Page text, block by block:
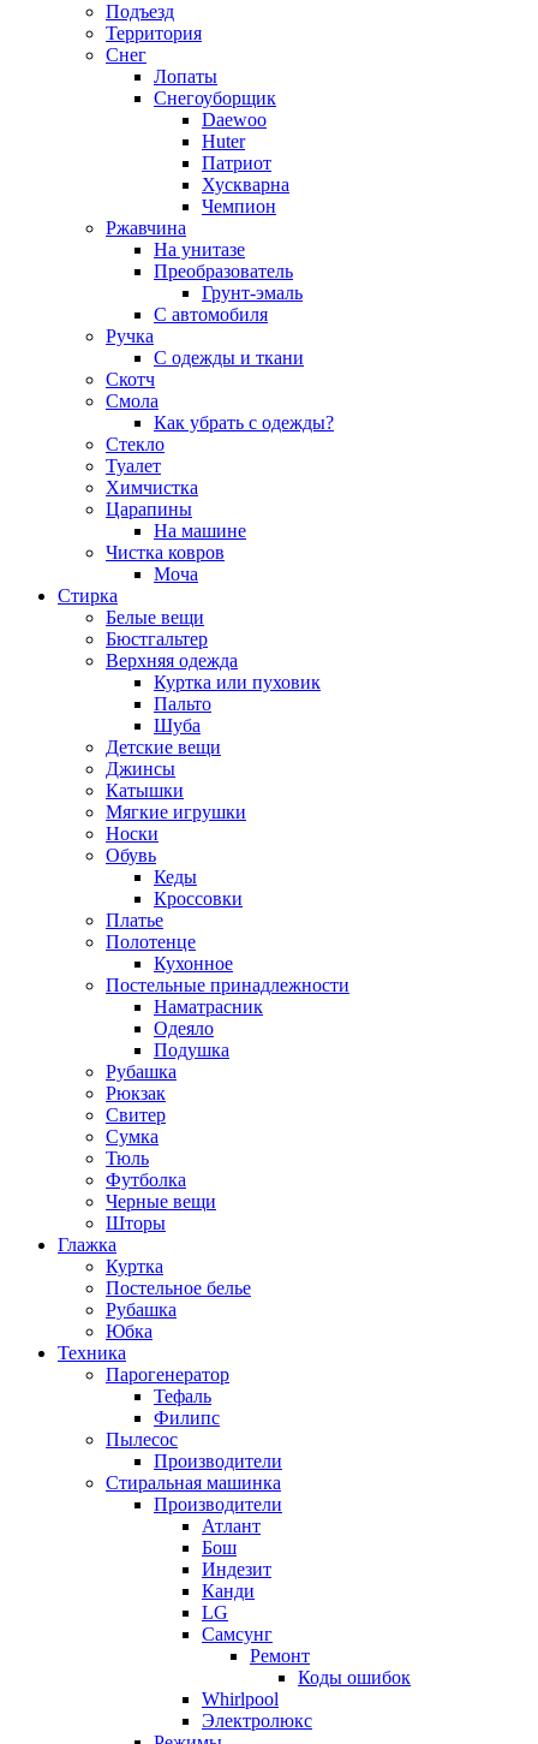
Подъезд
Территория
Снег
Лопаты
Снегоуборщик
Daewoo
Huter
Патриот
Хускварна
Чемпион
Ржавчина
На унитазе
Преобразователь
Грунт-эмаль
С автомобиля
Ручка
С одежды и ткани
Скотч
Смола
Как убрать с одежды?
Стекло
Туалет
Химчистка
Царапины
На машине
Чистка ковров
Моча
Стирка
Белые вещи
Бюстгальтер
Верхняя одежда
Куртка или пуховик
Пальто
Шуба
Детские вещи
Джинсы
Катышки
Мягкие игрушки
Носки
Обувь
Кеды
Кроссовки
Платье
Полотенце
Кухонное
Постельные принадлежности
Наматрасник
Одеяло
Подушка
Рубашка
Рюкзак
Свитер
Сумка
Тюль
Футболка
Черные вещи
Шторы
Глажка
Куртка
Постельное белье
Рубашка
Юбка
Техника
Парогенератор
Тефаль
Филипс
Пылесос
Производители
Стиральная машинка
Производители
Атлант
Бош
Индезит
Канди
LG
Самсунг
Ремонт
Коды ошибок
Whirlpool
Электролюкс